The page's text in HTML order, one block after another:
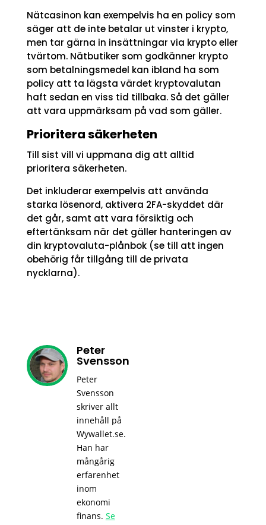
Nätcasinon kan exempelvis ha en policy som
säger att de inte betalar ut vinster i krypto,
men tar gärna in insättningar via krypto eller
tvärtom. Nätbutiker som godkänner krypto
som betalningsmedel kan ibland ha som
policy att ta lägsta värdet kryptovalutan
haft sedan en viss tid tillbaka. Så det gäller
att vara uppmärksam på vad som gäller.
Prioritera säkerheten
Till sist vill vi uppmana dig att alltid
prioritera säkerheten.
Det inkluderar exempelvis att använda
starka lösenord, aktivera 2FA-skyddet där
det går, samt att vara försiktig och
eftertänksam när det gäller hanteringen av
din kryptovaluta-plånbok (se till att ingen
obehörig får tillgång till de privata
nycklarna).
Peter
Svensson
Peter
Svensson
skriver allt
innehåll på
Wywallet.se.
Han har
mångårig
erfarenhet
inom
ekonomi
finans. Se